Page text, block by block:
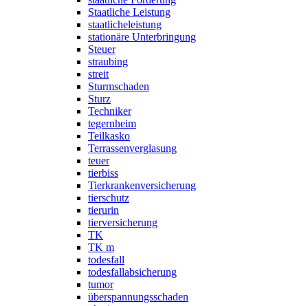
Staatliche Leistung
staatlicheleistung
stationäre Unterbringung
Steuer
straubing
streit
Sturmschaden
Sturz
Techniker
tegernheim
Teilkasko
Terrassenverglasung
teuer
tierbiss
Tierkrankenversicherung
tierschutz
tierurin
tierversicherung
TK
TK m
todesfall
todesfallabsicherung
tumor
überspannungsschaden